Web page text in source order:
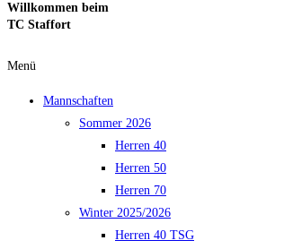
Willkommen beim
TC Staffort
Menü
Mannschaften
Sommer 2026
Herren 40
Herren 50
Herren 70
Winter 2025/2026
Herren 40 TSG